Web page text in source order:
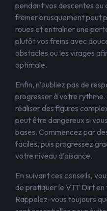
pendant vos descentes ou
freiner brusquement peut
roues et entraîner une
plutôt vos freins avec
obstacles ou les virages
optimale.
Enfin, n’oubliez pas de
progresser à votre
réaliser des figures
peut être dangereux si
bases. Commencez par
faciles, puis progressez
votre niveau d’aisance.
En suivant ces conseils,
de pratiquer le VTT Dirt
Rappelez-vous toujours